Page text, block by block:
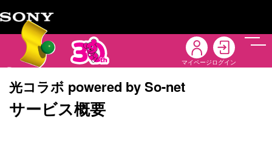
マイページ ログイン
メニ
光コラボ powered by So-net
サービス概要